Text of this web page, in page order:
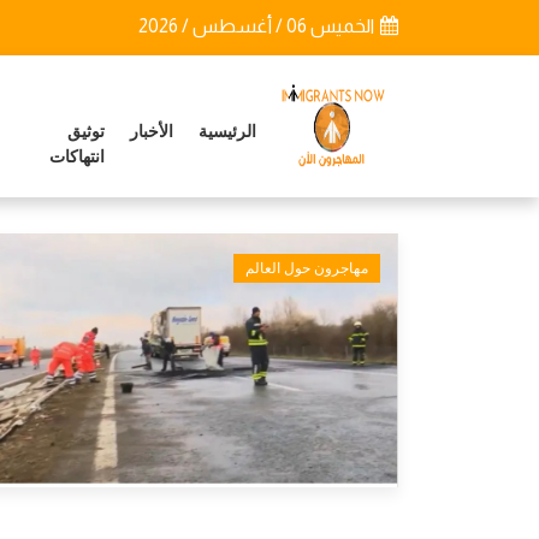
الخميس 06 / أغسطس / 2026
الرئيسية الأخبار
توثيق
انتهاكات
مهاجرون حول العالم